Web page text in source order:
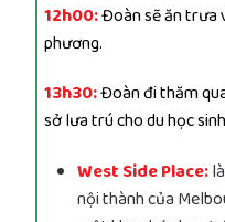
12h00:Đoàn sẽ ăn trưa
phương.
13h30:Đoàn đi thăm
sở lưa trú cho du học
West Side Place:
nội thành của